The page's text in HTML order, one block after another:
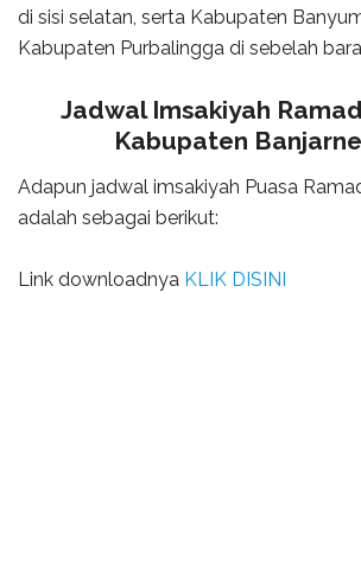
di sisi selatan, serta Kabupaten
Kabupaten Purbalingga di sebelah
Jadwal Imsakiyah
Kabupaten
Adapun jadwal imsakiyah Puasa
adalah sebagai berikut:
Link downloadnya KLIK DISINI